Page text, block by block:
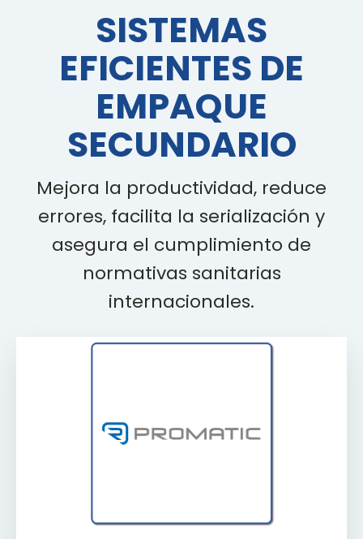
SISTEMAS
EFICIENTES DE
EMPAQUE
SECUNDARIO
Mejora la productividad, reduce
errores, facilita la serialización y
asegura el cumplimiento de
normativas sanitarias
internacionales.